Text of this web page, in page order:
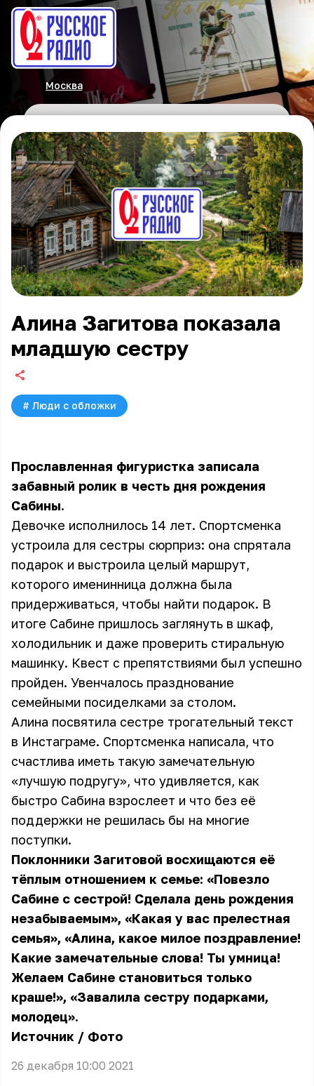
Москва
Алина Загитова показала
младшую сестру
# Люди с обложки
Прославленная фигуристка записала
забавный ролик в честь дня рождения
Сабины.
Девочке исполнилось 14 лет. Спортсменка
устроила для сестры сюрприз: она спрятала
подарок и выстроила целый маршрут,
которого именинница должна была
придерживаться, чтобы найти подарок. В
итоге Сабине пришлось заглянуть в шкаф,
холодильник и даже проверить стиральную
машинку. Квест с препятствиями был успешно
пройден. Увенчалось празднование
семейными посиделками за столом.
Алина посвятила сестре трогательный текст
в Инстаграме. Спортсменка написала, что
счастлива иметь такую замечательную
«лучшую подругу», что удивляется, как
быстро Сабина взрослеет и что без её
поддержки не решилась бы на многие
поступки.
Поклонники Загитовой восхищаются её
тёплым отношением к семье: «Повезло
Сабине с сестрой! Сделала день рождения
незабываемым», «Какая у вас прелестная
семья», «Алина, какое милое поздравление!
Какие замечательные слова! Ты умница!
Желаем Сабине становиться только
краше!», «Завалила сестру подарками,
молодец».
Источник / Фото
26 декабря 10:00 2021